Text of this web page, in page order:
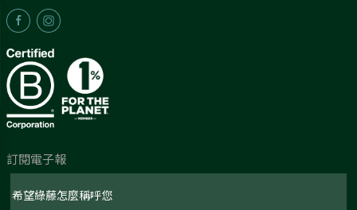
訂閱電子報